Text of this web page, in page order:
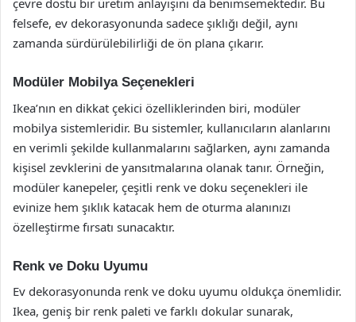
çevre dostu bir üretim anlayışını da benimsemektedir. Bu
felsefe, ev dekorasyonunda sadece şıklığı değil, aynı
zamanda sürdürülebilirliği de ön plana çıkarır.
Modüler Mobilya Seçenekleri
Ikea’nın en dikkat çekici özelliklerinden biri, modüler
mobilya sistemleridir. Bu sistemler, kullanıcıların alanlarını
en verimli şekilde kullanmalarını sağlarken, aynı zamanda
kişisel zevklerini de yansıtmalarına olanak tanır. Örneğin,
modüler kanepeler, çeşitli renk ve doku seçenekleri ile
evinize hem şıklık katacak hem de oturma alanınızı
özelleştirme fırsatı sunacaktır.
Renk ve Doku Uyumu
Ev dekorasyonunda renk ve doku uyumu oldukça önemlidir.
Ikea, geniş bir renk paleti ve farklı dokular sunarak,